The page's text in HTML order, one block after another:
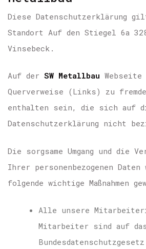
Diese Datenschutzerklärung
Standort Auf den Stiegel 6a
Vinsebeck.
Auf der SW Metallbau Webseite
Querverweise (Links) zu
enthalten sein, die sich auf
Datenschutzerklärung nicht
Die sorgsame Umgang und die
Ihrer personenbezogenen
folgende wichtige Maßnahmen
Alle unsere
Mitarbeiter sind auf